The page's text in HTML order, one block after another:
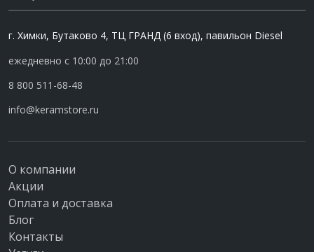
г. Химки, Бутаково 4, ТЦ ГРАНД (6 вход), павильон Diesel
ежедневно с 10:00 до 21:00
8 800 511-68-48
info@keramstore.ru
О компании
Акции
Оплата и доставка
Блог
Контакты